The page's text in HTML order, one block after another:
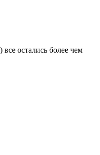
остались более чем